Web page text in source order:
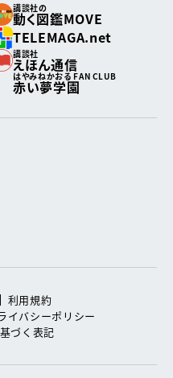
講談社の
動く図鑑MOVE
TELEMAGA.net
講談社
えほん通信
はやみねかおる FAN CLUB
赤い夢学園
利用規約
イバシーポリシー
づく表記